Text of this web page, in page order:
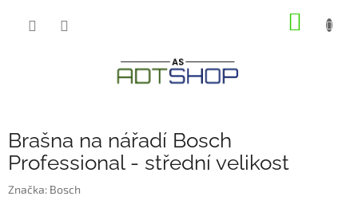
Brašna na nářadí Bosch
Professional - střední velikost
Značka: Bosch